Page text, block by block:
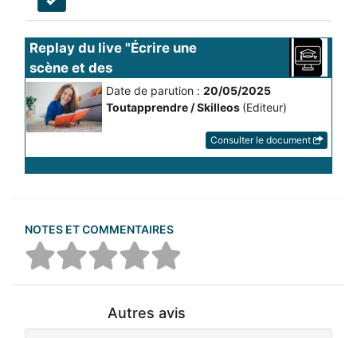
Replay du live "Écrire une
scène et des
personnages...Date de parution : 20/05/2025
Toutapprendre / Skilleos (Editeur)
Consulter le document
NOTES ET COMMENTAIRES
Autres avis